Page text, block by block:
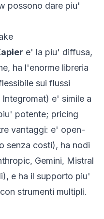
possono dare piu'
e' la piu' diffusa,
ha l'enorme libreria
sui flussi
Integromat) e' simile a
potente; pricing
vantaggi: e' open-
senza costi), ha nodi
Gemini, Mistral
e ha il supporto piu'
strumenti multipli.